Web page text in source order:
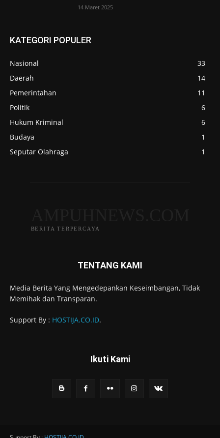
14 Maret 2025
KATEGORI POPULER
Nasional
33
Daerah
14
Pemerintahan
11
Politik
6
Hukum Kriminal
6
Budaya
1
Seputar Olahraga
1
BERITA TERPERCAYA
TENTANG KAMI
Media Berita Yang Mengedepankan Keseimbangan, Tidak
Memihak dan Transparan.
Support By : HOSTIJA.CO.ID.
Ikuti Kami